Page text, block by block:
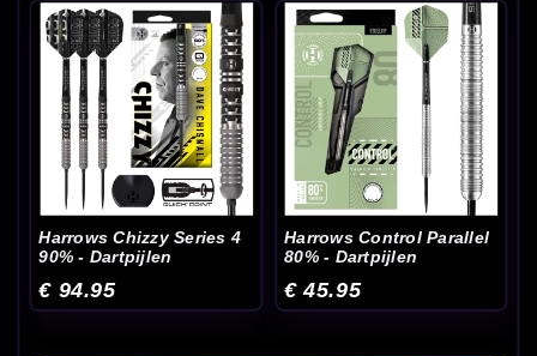
Harrows Chizzy Series 4
90% - Dartpijlen
€ 94.95
Harrows Control Parallel
80% - Dartpijlen
€ 45.95